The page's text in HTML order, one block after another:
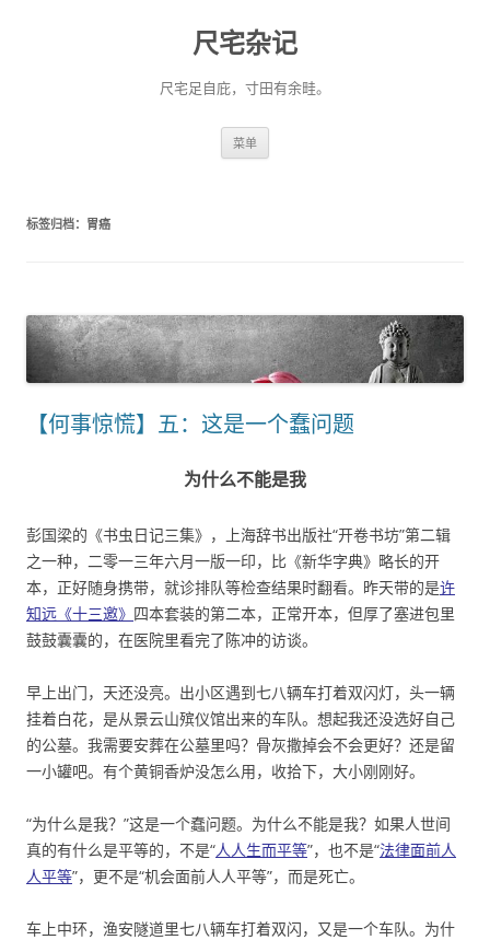
尺宅杂记
尺宅足自庇，寸田有余畦。
菜单
标签归档： 胃癌
【何事惊慌】五：这是一个蠢问题
为什么不能是我
彭国梁的《书虫日记三集》，上海辞书出版社“开卷书坊”第二辑
之一种，二零一三年六月一版一印，比《新华字典》略长的开
本，正好随身携带，就诊排队等检查结果时翻看。昨天带的是许
知远《十三邀》 四本套装的第二本，正常开本，但厚了塞进包里
鼓鼓囊囊的，在医院里看完了陈冲的访谈。
早上出门，天还没亮。出小区遇到七八辆车打着双闪灯，头一辆
挂着白花，是从景云山殡仪馆出来的车队。想起我还没选好自己
的公墓。我需要安葬在公墓里吗？骨灰撒掉会不会更好？还是留
一小罐吧。有个黄铜香炉没怎么用，收拾下，大小刚刚好。
“为什么是我？”这是一个蠢问题。为什么不能是我？如果人世间
真的有什么是平等的，不是“人人生而平等”，也不是“法律面前人
人平等”，更不是“机会面前人人平等”，而是死亡。
车上中环，渔安隧道里七八辆车打着双闪，又是一个车队。为什